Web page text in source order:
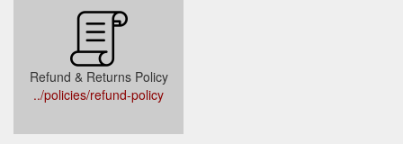
Refund & Returns Policy
../policies/refund-policy